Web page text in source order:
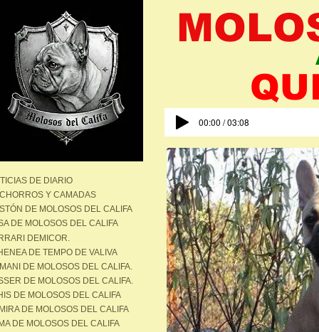
DE DIARIO
Y CAMADAS
DE MOLOSOS DEL CALIFA
DE MOLOSOS DEL CALIFA
DEMICOR.
DE TEMPO DE VALIVA
DE MOLOSOS DEL CALIFA.
DE MOLOSOS DEL CALIFA.
DE MOLOSOS DEL CALIFA
DE MOLOSOS DEL CALIFA
DE MOLOSOS DEL CALIFA
00:00 / 03:08